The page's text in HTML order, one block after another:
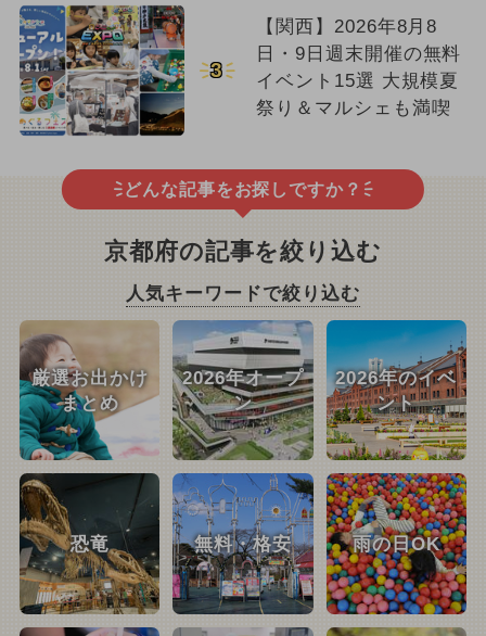
3
【関西】2026年8月8
日・9日週末開催の無料
イベント15選 大規模夏
祭り＆マルシェも満喫
どんな記事をお探しですか？
京都府の記事を絞り込む
人気キーワードで絞り込む
厳選お出かけ
まとめ
2026年オープ
ン
2026年のイベ
ント
恐竜 無料・格安 雨の日OK